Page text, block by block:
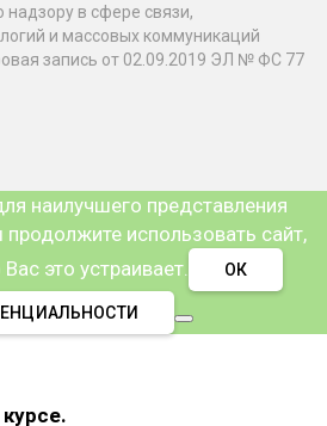
в сфере связи,
и массовых коммуникаций
запись от 02.09.2019 ЭЛ № ФС 77
наилучшего представления
использовать сайт,
это устраивает.
ОК